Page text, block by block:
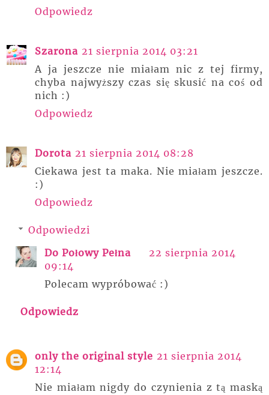
Odpowiedz
Szarona 21 sierpnia 2014 03:21
A ja jeszcze nie miałam nic z tej firmy,
chyba najwyższy czas się skusić na coś od
nich :)
Odpowiedz
Dorota 21 sierpnia 2014 08:28
Ciekawa jest ta maka. Nie miałam jeszcze.
:)
Odpowiedz
Odpowiedzi
Do Połowy Pełna
22 sierpnia 2014
09:14
Polecam wypróbować :)
Odpowiedz
only the original style 21 sierpnia 2014
12:14
Nie miałam nigdy do czynienia z tą maską